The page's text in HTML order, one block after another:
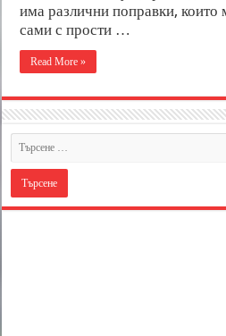
има различни поправки, които
сами с прости …
Read More »